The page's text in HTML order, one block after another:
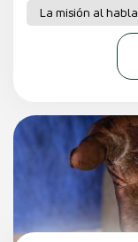
La misión al habla